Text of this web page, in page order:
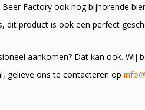
Factory ook nog bijhorende
dit product is ook een perfect
aankomen? Dat kan ook. Wij
gelieve ons te contacteren op